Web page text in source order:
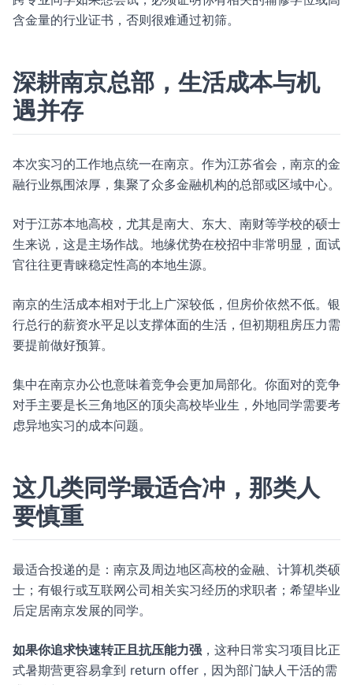
含金量的行业证书，否则很难通过初筛。
深耕南京总部，生活成本与机
遇并存
本次实习的工作地点统一在南京。作为江苏省会，南京的金
融行业氛围浓厚，集聚了众多金融机构的总部或区域中心。
对于江苏本地高校，尤其是南大、东大、南财等学校的硕士
生来说，这是主场作战。地缘优势在校招中非常明显，面试
官往往更青睐稳定性高的本地生源。
南京的生活成本相对于北上广深较低，但房价依然不低。银
行总行的薪资水平足以支撑体面的生活，但初期租房压力需
要提前做好预算。
集中在南京办公也意味着竞争会更加局部化。你面对的竞争
对手主要是长三角地区的顶尖高校毕业生，外地同学需要考
虑异地实习的成本问题。
这几类同学最适合冲，那类人
要慎重
最适合投递的是：南京及周边地区高校的金融、计算机类硕
士；有银行或互联网公司相关实习经历的求职者；希望毕业
后定居南京发展的同学。
如果你追求快速转正且抗压能力强 ，这种日常实习项目比正
式暑期营更容易拿到 return offer，因为部门缺人干活的需